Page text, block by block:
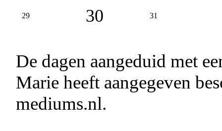
29 30 31
De dagen aangeduid met
Marie heeft aangegeven
mediums.nl.